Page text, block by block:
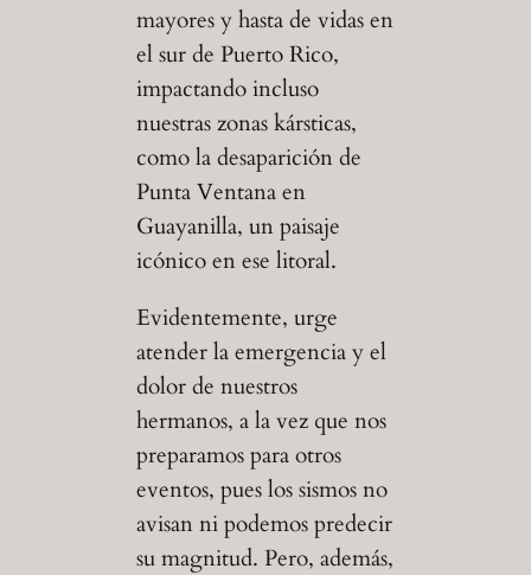
mayores y hasta de vidas en
el sur de Puerto Rico,
impactando incluso
nuestras zonas kársticas,
como la desaparición de
Punta Ventana en
Guayanilla, un paisaje
icónico en ese litoral.
Evidentemente, urge
atender la emergencia y el
dolor de nuestros
hermanos, a la vez que nos
preparamos para otros
eventos, pues los sismos no
avisan ni podemos predecir
su magnitud. Pero, además,